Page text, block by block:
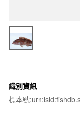
識別資訊
標本號